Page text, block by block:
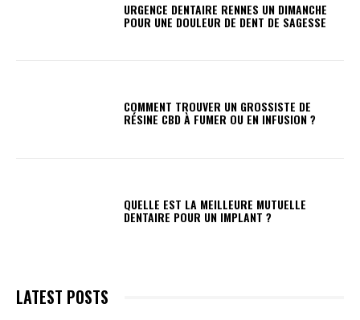
URGENCE DENTAIRE RENNES UN DIMANCHE
POUR UNE DOULEUR DE DENT DE SAGESSE
COMMENT TROUVER UN GROSSISTE DE
RÉSINE CBD À FUMER OU EN INFUSION ?
QUELLE EST LA MEILLEURE MUTUELLE
DENTAIRE POUR UN IMPLANT ?
LATEST POSTS